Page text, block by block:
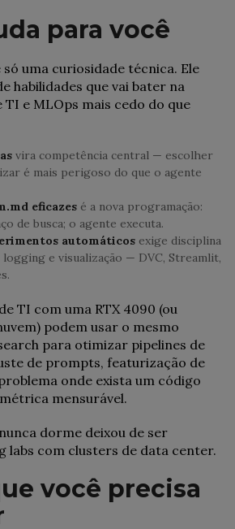
para você
uma curiosidade técnica. Ele
habilidades que vai bater na
e MLOps mais cedo do que
vira competência central — escolher
é mais perigoso do que o agente
eficazes é a nova programação:
de busca; o agente executa.
automáticos exige disciplina
e visualização — DVC, Streamlit,
TI com uma RTX 4090 (ou
podem usar o mesmo
para otimizar pipelines de
de prompts, featurização de
onde exista um código
mensurável.
dorme deixou de ser
labs com clusters de data center.
você precisa